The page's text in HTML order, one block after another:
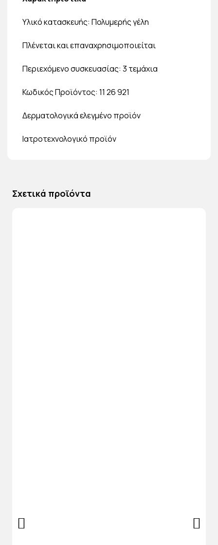
Υλικό κατασκευής: Πολυμερής γέλη
Πλένεται και επαναχρησιμοποιείται
Περιεχόμενο συσκευασίας: 3 τεμάχια
Κωδικός Προϊόντος: 11 26 921
Δερματολογικά ελεγμένο προϊόν
Ιατροτεχνολογικό προϊόν
Σχετικά προϊόντα